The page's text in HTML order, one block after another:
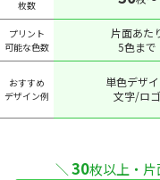
枚数
プリント
可能な色数
片面あた
5色まで
おすすめ
デザイン例
単色デザ
文字/ロゴ
＼ 30枚以上・